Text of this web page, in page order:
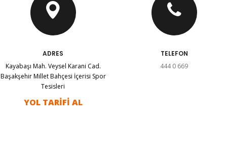
ADRES
Kayabaşı Mah. Veysel Karani Cad.
Başakşehir Millet Bahçesi İçerisi Spor
Tesisleri
YOL TARİFİ AL
TELEFON
444 0 669